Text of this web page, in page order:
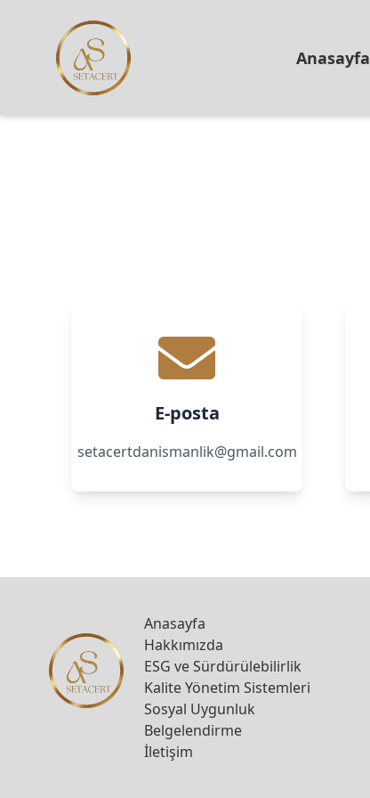
Anasayfa
E-posta
setacertdanismanlik@gmail.com
Anasayfa
Hakkımızda
ESG ve Sürdürülebilirlik
Kalite Yönetim Sistemleri
Sosyal Uygunluk
Belgelendirme
İletişim